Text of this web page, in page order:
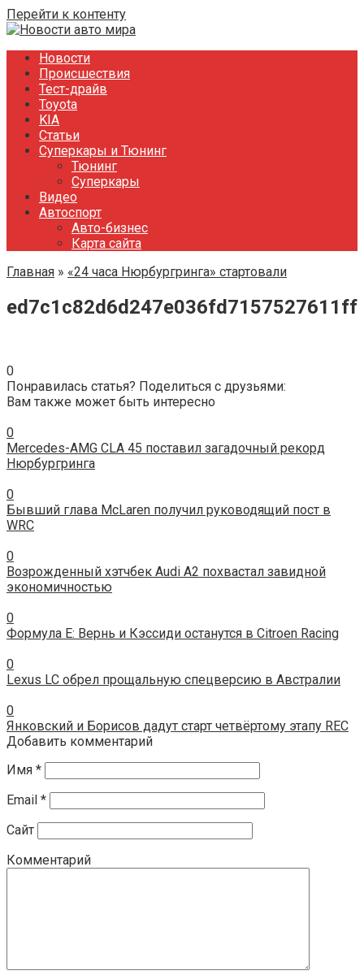
Перейти к контенту
Новости
Происшествия
Тест-драйв
Toyota
KIA
Статьи
Суперкары и Тюнинг
Тюнинг
Суперкары
Видео
Автоспорт
Авто-бизнес
Карта сайта
Главная » «24 часа Нюрбургринга» стартовали
ed7c1c82d6d247e036fd7157527611ff
0
Понравилась статья? Поделиться с друзьями:
Вам также может быть интересно
0
Mercedes-AMG CLA 45 поставил загадочный рекорд
Нюрбургринга
0
Бывший глава McLaren получил руководящий пост в
WRC
0
Возрожденный хэтчбек Audi A2 похвастал завидной
экономичностью
0
Формула Е: Вернь и Кэссиди останутся в Citroen Racing
0
Lexus LC обрел прощальную спецверсию в Австралии
0
Янковский и Борисов дадут старт четвёртому этапу REC
Добавить комментарий
Имя *
Email *
Сайт
Комментарий